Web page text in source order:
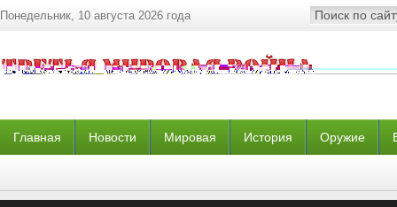
Понедельник, 10 августа 2026 года
Главная Новости Мировая История Оружие